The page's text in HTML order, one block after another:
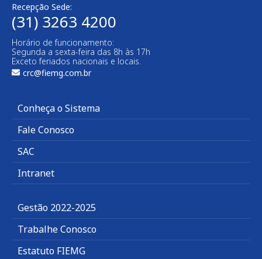
Recepção Sede:
(31) 3263 4200
Horário de funcionamento:
Segunda a sexta-feira das 8h às 17h
Exceto feriados nacionais e locais.
crc@fiemg.com.br
Conheça o Sistema
Fale Conosco
SAC
Intranet
Gestão 2022-2025
Trabalhe Conosco
Estatuto FIEMG